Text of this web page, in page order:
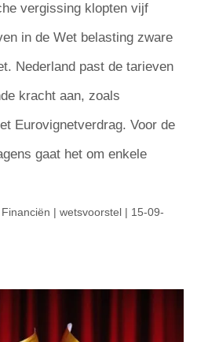
vergissing klopten vijf
in de Wet belasting zware
Nederland past de tarieven
kracht aan, zoals
Eurovignetverdrag. Voor de
gaat het om enkele
| wetsvoorstel | 15-09-